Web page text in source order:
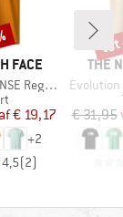
FACE
Short Sleeve
prijs
€ 19,17
+2
4,5(2)
MERK
THE
Artikel
Evolution Half
€ 31,95